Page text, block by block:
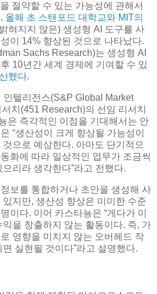
절약할 수 있는 가능성에 관해서
올해 초 스탠포드 대학교와 MIT의
혀지지 않은) 생성형 AI 도구를 사
이 14% 향상된 것으로 나타났다.
Sachs Research)는 생성형 AI
10년간 세계 경제에 기여할 수 있
했다.
텔리전스(S&P Global Market
치(451 Research)의 선임 리서치
은 즉각적인 이점을 기대해서는 안
“생산성이 크게 향상될 가능성이
으로 예상한다. 아마도 단기적으
화에 따라 일상적인 업무가 조금씩
리라 생각한다”라고 전했다.
보를 통합하거나 초안을 생성해 사
지만, 생산성 향상은 미미한 수준
이다. 이어 카스타뇽은 “게다가 이
을 창출하지 않는 활동이다. 즉, 가
영향을 미치지 않는 오버헤드 작
실현될 것이다”라고 설명했다.